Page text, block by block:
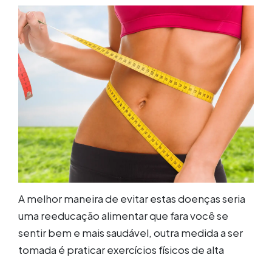
A melhor maneira de evitar estas doenças seria
uma reeducação alimentar que fara você se
sentir bem e mais saudável, outra medida a ser
tomada é praticar exercícios físicos de alta